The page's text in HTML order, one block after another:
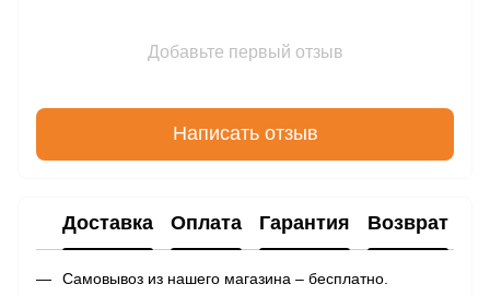
Добавьте первый отзыв
Написать отзыв
Доставка Оплата Гарантия Возврат
Самовывоз из нашего магазина – бесплатно.